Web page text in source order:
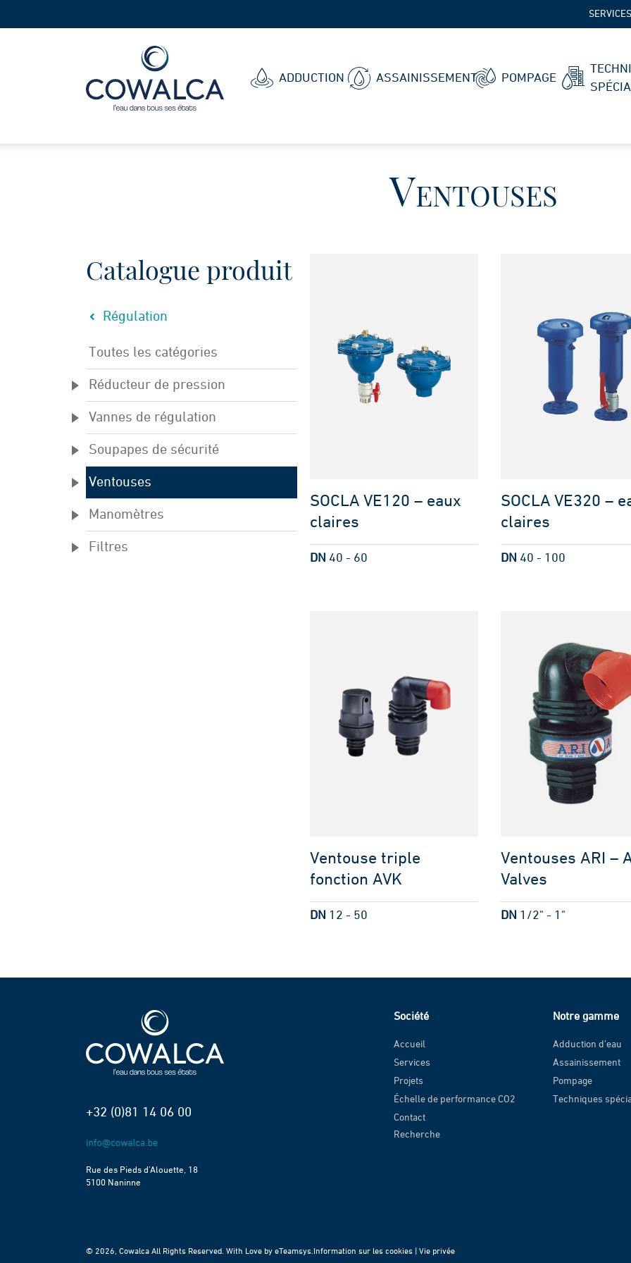
ADDUCTION ASSAINISSEMENT POMPAGE
SERVICES
Ventouses
Catalogue produit
Régulation
Toutes les catégories
Réducteur de pression
Vannes de régulation
Soupapes de sécurité
Ventouses
Manomètres
Filtres
SOCLA VE120 – eaux
claires
DN 40 - 60
SOCLA VE320 –
claires
DN 40 - 100
Ventouse triple
fonction AVK
DN 12 - 50
Ventouses ARI –
Valves
DN 1/2" - 1"
+32 (0)81 14 06 00
Rue des Pieds d’Alouette, 18
5100 Naninne
Société
Accueil
Services
Projets
Échelle de performance CO2
Contact
Recherche
Notre gamme
Adduction d’eau
Assainissement
Pompage
Techniques
© 2026, Cowalca All Rights Reserved. With Love by eTeamsys. Information sur les cookies | Vie privée